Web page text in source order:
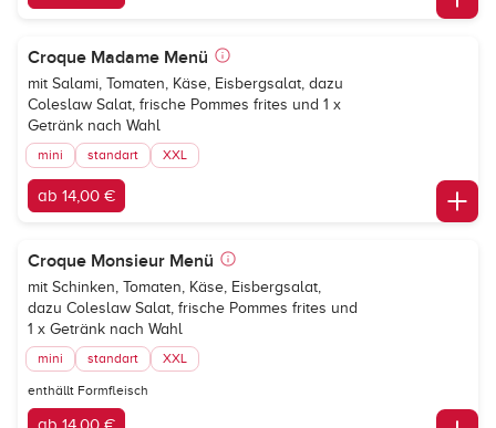
Croque Madame Menü
mit Salami, Tomaten, Käse, Eisbergsalat, dazu
Coleslaw Salat, frische Pommes frites und 1 x
Getränk nach Wahl
mini standart XXL
ab 14,00 €
Croque Monsieur Menü
mit Schinken, Tomaten, Käse, Eisbergsalat,
dazu Coleslaw Salat, frische Pommes frites und
1 x Getränk nach Wahl
mini standart XXL
enthällt Formfleisch